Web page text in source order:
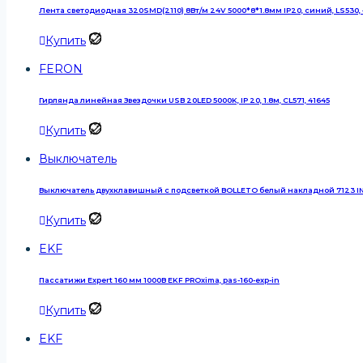
Лента светодиодная 320SMD(2110) 8Вт/м 24V 5000*8*1.8мм IP20, синий, LS530,
Купить
FERON
Гирлянда линейная Звездочки USB 20LED 5000K, IP 20, 1.8м, CL571, 41645
Купить
Выключатель
Выключатель двухклавишный с подсветкой BOLLETO белый накладной 7123
Купить
EKF
Пассатижи Expert 160 мм 1000В EKF PROxima, pas-160-exp-in
Купить
EKF